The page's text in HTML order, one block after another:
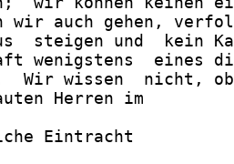
wir auch gehen,
steigen und  kein
wenigstens  eines
Wir wissen  nicht,
Herren im
Eintracht